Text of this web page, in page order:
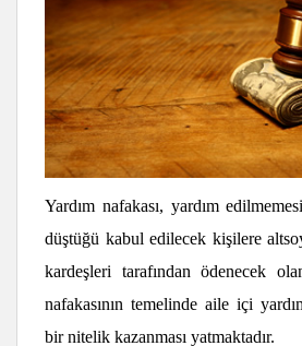
Yardım nafakası, yardım
düştüğü kabul edilecek kişilere
kardeşleri tarafından ödenecek
nafakasının temelinde aile içi
bir nitelik kazanması yatmaktadır.